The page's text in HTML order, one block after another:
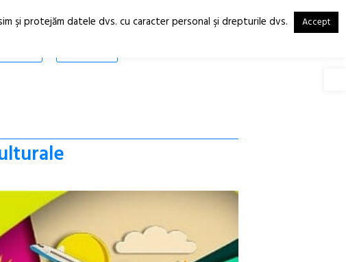
RO
EN
şi protejăm datele dvs. cu caracter personal şi drepturile dvs. Accept